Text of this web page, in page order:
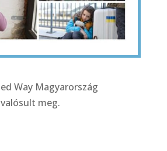
Way Magyarország
meg.